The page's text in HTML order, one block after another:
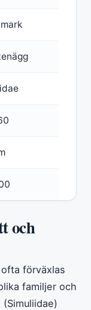
och
förväxlas
familjer och